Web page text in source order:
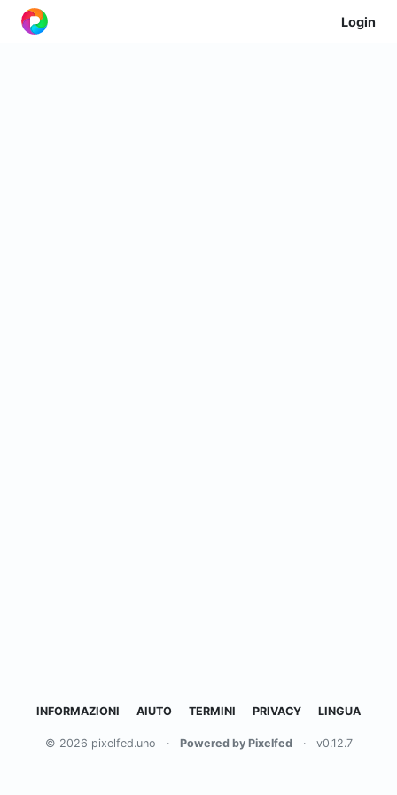
Login
INFORMAZIONI AIUTO TERMINI PRIVACY LINGUA
© 2026 pixelfed.uno · Powered by Pixelfed · v0.12.7